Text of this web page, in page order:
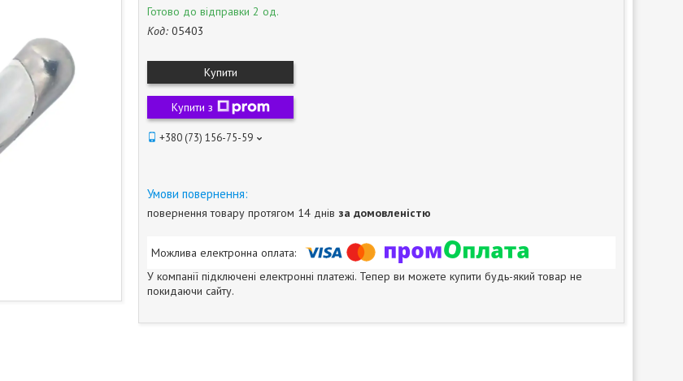
Готово до відправки 2 од.
Код: 05403
Купити
Купити з
+380 (73) 156-75-59
повернення товару протягом 14 днів за домовленістю
У компанії підключені електронні платежі. Тепер ви можете купити будь-який товар не
покидаючи сайту.